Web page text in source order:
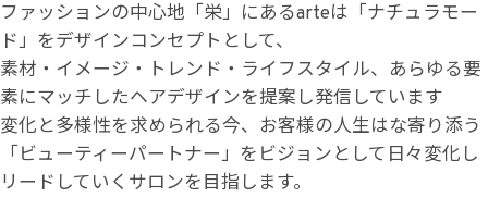
ファッションの中心地「栄」にあるarteは「ナチュラモー
ド」をデザインコンセプトとして、
素材・イメージ・トレンド・ライフスタイル、あらゆる要
素にマッチしたヘアデザインを提案し発信しています
変化と多様性を求められる今、お客様の人生はな寄り添う
「ビューティーパートナー」をビジョンとして日々変化し
リードしていくサロンを目指します。